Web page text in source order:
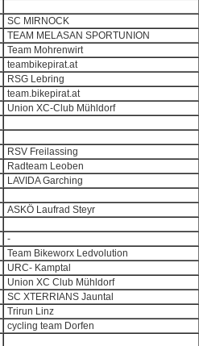
SC MIRNOCK
TEAM MELASAN SPORTUNION
Team Mohrenwirt
teambikepirat.at
RSG Lebring
team.bikepirat.at
Union XC-Club Mühldorf
RSV Freilassing
Radteam Leoben
LAVIDA Garching
ASKÖ Laufrad Steyr
-
Team Bikeworx Ledvolution
URC- Kamptal
Union XC Club Mühldorf
SC XTERRIANS Jauntal
Trirun Linz
cycling team Dorfen